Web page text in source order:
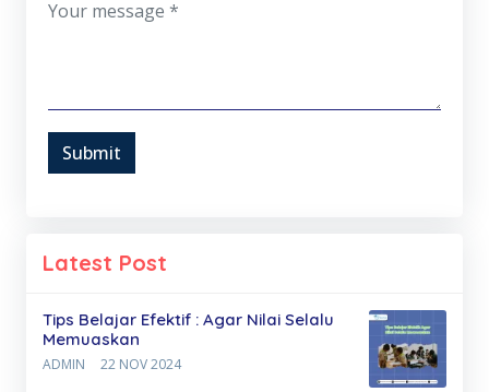
Submit
Latest Post
Tips Belajar Efektif : Agar Nilai Selalu
Memuaskan
ADMIN 22 NOV 2024